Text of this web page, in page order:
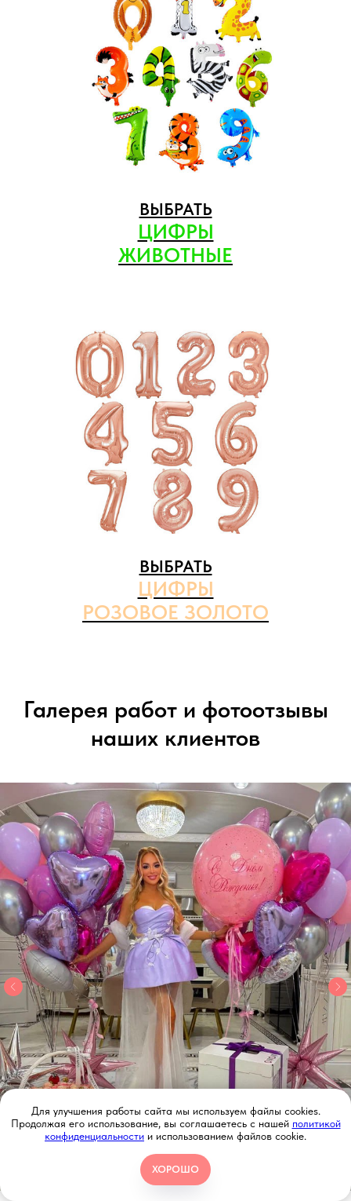
ВЫБРАТЬ
ЦИФРЫ
ЖИВОТНЫЕ
ВЫБРАТЬ
ЦИФРЫ
РОЗОВОЕ ЗОЛОТО
Галерея работ и фотоотзывы
наших клиентов
Для улучшения работы сайта мы используем файлы cookies.
Продолжая его использование, вы соглашаетесь с нашей политикой
конфиденциальности и использованием файлов cookie.
ХОРОШО